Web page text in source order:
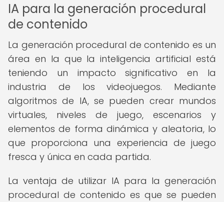
IA para la generación procedural
de contenido
La generación procedural de contenido es un
área en la que la inteligencia artificial está
teniendo un impacto significativo en la
industria de los videojuegos. Mediante
algoritmos de IA, se pueden crear mundos
virtuales, niveles de juego, escenarios y
elementos de forma dinámica y aleatoria, lo
que proporciona una experiencia de juego
fresca y única en cada partida.
La ventaja de utilizar IA para la generación
procedural de contenido es que se pueden